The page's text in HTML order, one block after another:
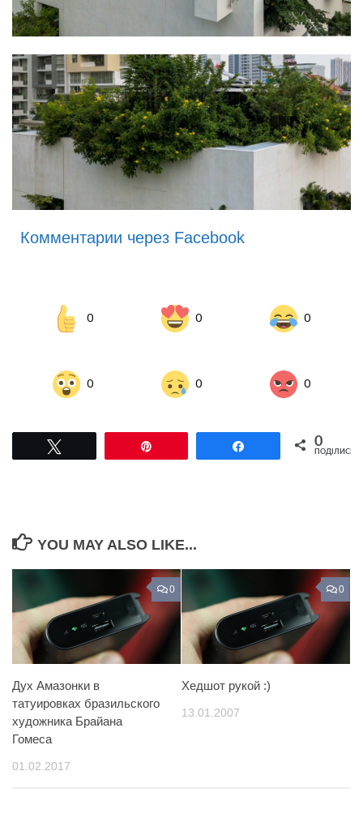
Комментарии через Facebook
0 0 0
0 0 0
Поділитися0
ПОДІЛИСЬ
YOU MAY ALSO LIKE...
0
Дух Амазонки в
татуировках бразильского
художника Брайана
Гомеса
01.02.2017
0
Хедшот рукой :)
13.01.2007